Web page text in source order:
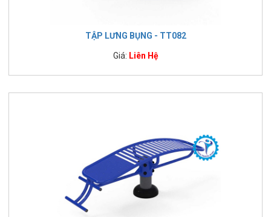
TẬP LƯNG BỤNG - TT082
Giá: Liên Hệ